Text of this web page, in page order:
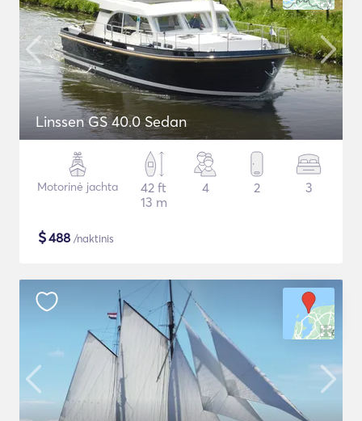
Linssen GS 40.0 Sedan
Motorinė jachta
42 ft
13 m
4 2 3
$488 /naktinis